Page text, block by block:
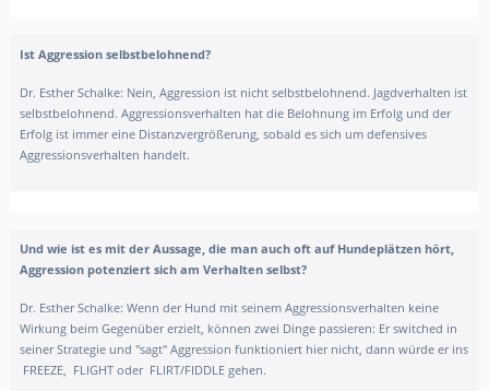
Ist Aggression selbstbelohnend?
Dr. Esther Schalke: Nein, Aggression ist nicht selbstbelohnend. Jagdverhalten ist
selbstbelohnend. Aggressionsverhalten hat die Belohnung im Erfolg und der
Erfolg ist immer eine Distanzvergrößerung, sobald es sich um defensives
Aggressionsverhalten handelt.
Und wie ist es mit der Aussage, die man auch oft auf Hundeplätzen hört,
Aggression potenziert sich am Verhalten selbst?
Dr. Esther Schalke: Wenn der Hund mit seinem Aggressionsverhalten keine
Wirkung beim Gegenüber erzielt, können zwei Dinge passieren: Er switched in
seiner Strategie und "sagt" Aggression funktioniert hier nicht, dann würde er ins
FREEZE, FLIGHT oder FLIRT/FIDDLE gehen.